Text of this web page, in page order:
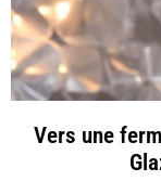
Vers une